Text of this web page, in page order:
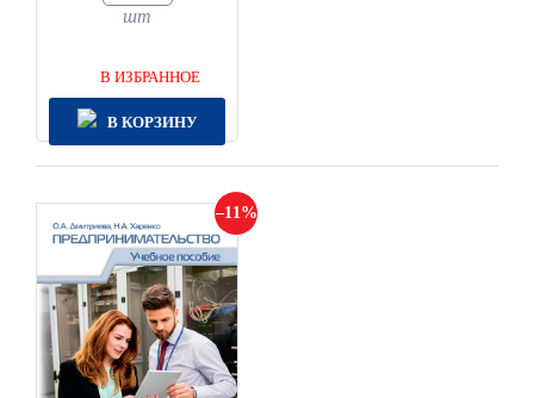
шт
В ИЗБРАННОЕ
В КОРЗИНУ
11